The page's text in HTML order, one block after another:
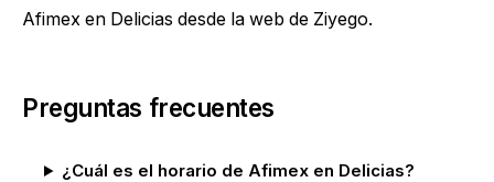
Afimex en Delicias desde la web de Ziyego.
Preguntas frecuentes
¿Cuál es el horario de Afimex en Delicias?